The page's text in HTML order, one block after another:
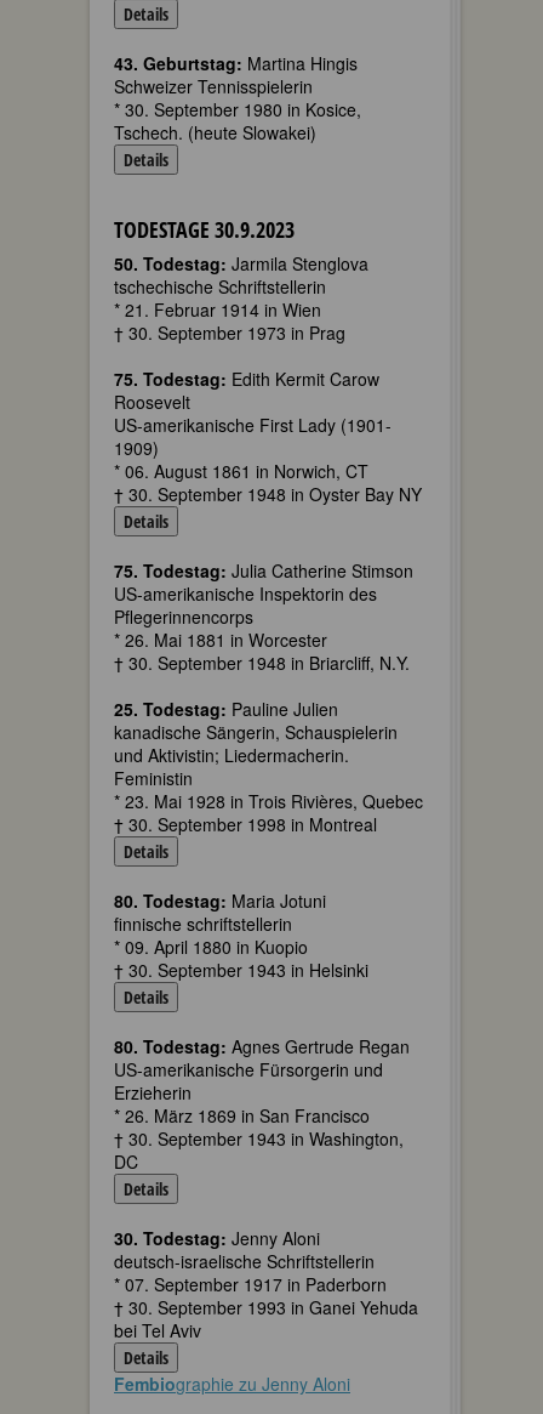
Details
43. Geburtstag: Martina Hingis
Schweizer Tennisspielerin
* 30. September 1980 in Kosice,
Tschech. (heute Slowakei)
Details
TODESTAGE 30.9.2023
50. Todestag: Jarmila Stenglova
tschechische Schriftstellerin
* 21. Februar 1914 in Wien
† 30. September 1973 in Prag
75. Todestag: Edith Kermit Carow
Roosevelt
US-amerikanische First Lady (1901-
1909)
* 06. August 1861 in Norwich, CT
† 30. September 1948 in Oyster Bay NY
Details
75. Todestag: Julia Catherine Stimson
US-amerikanische Inspektorin des
Pflegerinnencorps
* 26. Mai 1881 in Worcester
† 30. September 1948 in Briarcliff, N.Y.
25. Todestag: Pauline Julien
kanadische Sängerin, Schauspielerin
und Aktivistin; Liedermacherin.
Feministin
* 23. Mai 1928 in Trois Rivières, Quebec
† 30. September 1998 in Montreal
Details
80. Todestag: Maria Jotuni
finnische schriftstellerin
* 09. April 1880 in Kuopio
† 30. September 1943 in Helsinki
Details
80. Todestag: Agnes Gertrude Regan
US-amerikanische Fürsorgerin und
Erzieherin
* 26. März 1869 in San Francisco
† 30. September 1943 in Washington,
DC
Details
30. Todestag: Jenny Aloni
deutsch-israelische Schriftstellerin
* 07. September 1917 in Paderborn
† 30. September 1993 in Ganei Yehuda
bei Tel Aviv
Details
Fembiographie zu Jenny Aloni